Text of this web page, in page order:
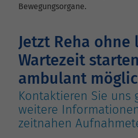
Bewegungsorgane.
Jetzt Reha ohne
Wartezeit
ambulant
Kontaktieren Sie uns
weitere
zeitnahen